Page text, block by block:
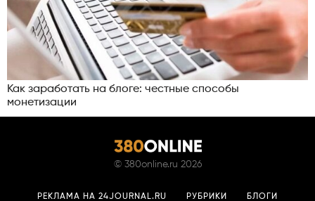
Как заработать на блоге: честные способы
монетизации
© 380online.ru 2026
РЕКЛАМА НА 24JOURNAL.RU РУБРИКИ БЛОГИ